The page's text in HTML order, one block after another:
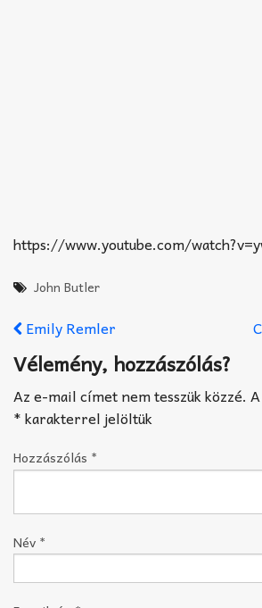
https://www.youtube.com/
John Butler
Emily Remler
Vélemény, hozzászólás?
Az e-mail címet nem tesszük közzé.
*karakterrel jelöltük
Hozzászólás *
Név *